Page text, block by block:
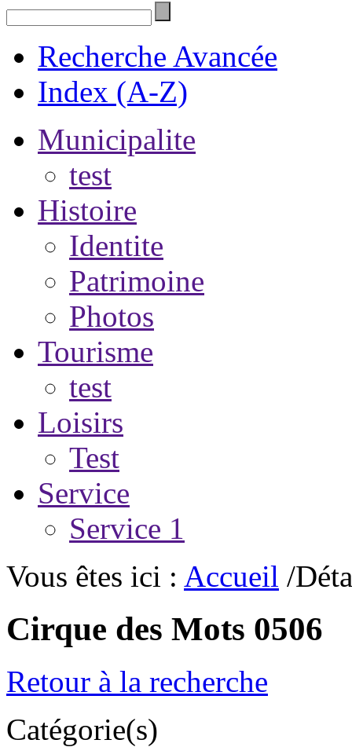
Recherche Avancée
Index (A-Z)
Municipalite
test
Histoire
Identite
Patrimoine
Photos
Tourisme
test
Loisirs
Test
Service
Service 1
Vous êtes ici : Accueil /
Cirque des Mots 0506
Retour à la recherche
Catégorie(s)